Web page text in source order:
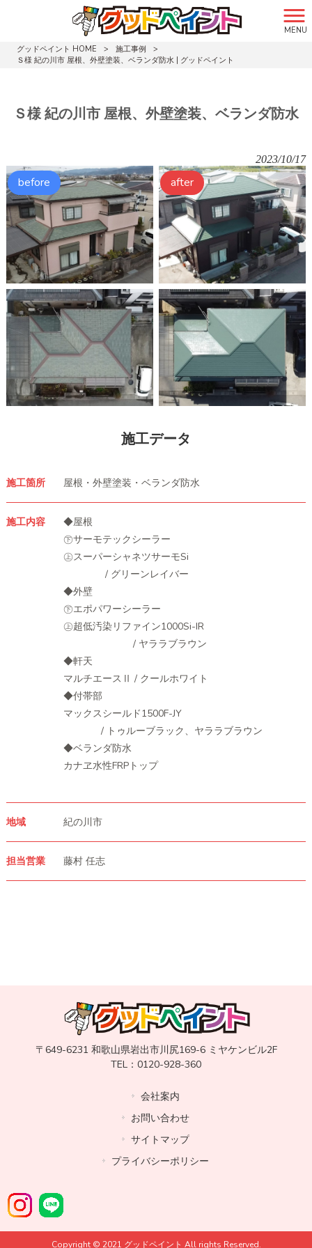
MENU
グッドペイント HOME
> 施工事例
>
Ｓ様 紀の川市 屋根、外壁塗装、ベランダ防水 | グッドペイント
Ｓ様 紀の川市 屋根、外壁塗装、ベランダ防水
2023/10/17
施工データ
施工箇所 屋根・外壁塗装・ベランダ防水
施工内容
◆屋根
㊦サーモテックシーラー
㊤スーパーシャネツサーモSi
/ グリーンレイバー
◆外壁
㊦エポパワーシーラー
㊤超低汚染リファイン1000Si-IR
/ ヤララブラウン
◆軒天
マルチエースⅡ / クールホワイト
◆付帯部
マックスシールド1500F-JY
/ トゥルーブラック、ヤララブラウン
◆ベランダ防水
カナヱ水性FRPトップ
地域 紀の川市
担当営業 藤村 任志
〒649-6231 和歌山県岩出市川尻169-6 ミヤケンビル2F
TEL：0120-928-360
会社案内
お問い合わせ
サイトマップ
プライバシーポリシー
Copyright © 2021 グッドペイント All rights Reserved.